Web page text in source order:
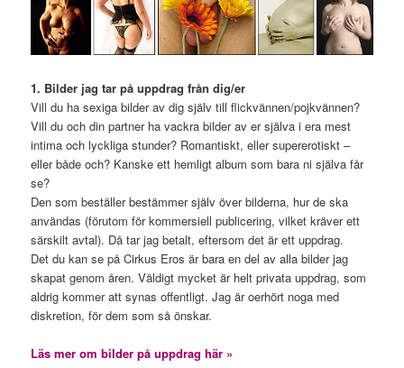
1. Bilder jag tar på uppdrag från dig/er
Vill du ha sexiga bilder av dig själv till flickvännen/pojkvännen?
Vill du och din partner ha vackra bilder av er själva i era mest
intima och lyckliga stunder? Romantiskt, eller supererotiskt –
eller både och? Kanske ett hemligt album som bara ni själva får
se?
Den som beställer bestämmer själv över bilderna, hur de ska
användas (förutom för kommersiell publicering, vilket kräver ett
särskilt avtal). Då tar jag betalt, eftersom det är ett uppdrag.
Det du kan se på Cirkus Eros är bara en del av alla bilder jag
skapat genom åren. Väldigt mycket är helt privata uppdrag, som
aldrig kommer att synas offentligt. Jag är oerhört noga med
diskretion, för dem som så önskar.
Läs mer om bilder på uppdrag här »